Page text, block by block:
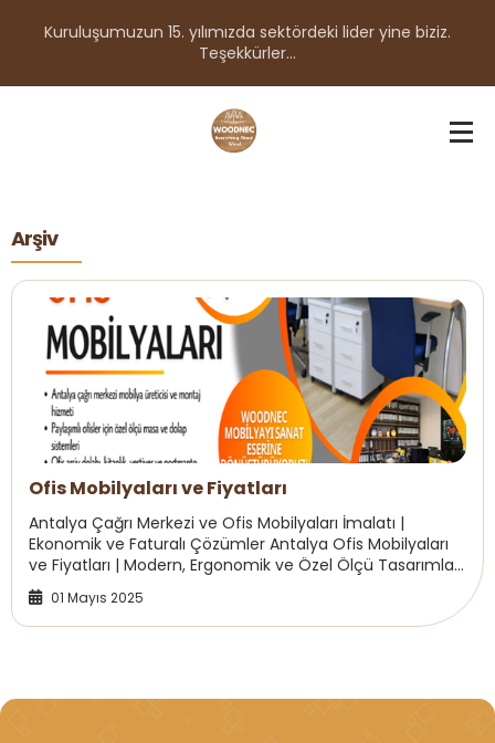
Kuruluşumuzun 15. yılımızda sektördeki lider yine biziz.
Teşekkürler...
Arşiv
Ofis Mobilyaları ve Fiyatları
Antalya Çağrı Merkezi ve Ofis Mobilyaları İmalatı |
Ekonomik ve Faturalı Çözümler Antalya Ofis Mobilyaları
ve Fiyatları | Modern, Ergonomik ve Özel Ölçü Tasarımlar
Woodnec Ahşap Dekorasyon olarak, Ant...
01 Mayıs 2025